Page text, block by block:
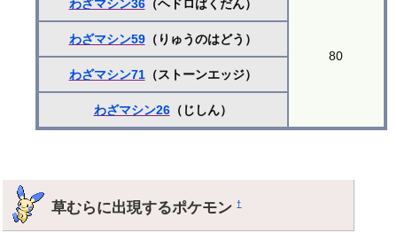
わざマシン36（ヘドロばくだん）
80
わざマシン59（りゅうのはどう）
わざマシン71（ストーンエッジ）
わざマシン26（じしん）
草むらに出現するポケモン†